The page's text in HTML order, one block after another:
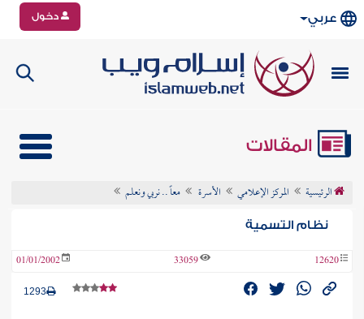
عربي دخول
المقالات
الرئيسية المركز الإعلامي الأسرة معاً .. نربي ونعلم
نظام التسمية
12620
33059
01/01/2002
1293